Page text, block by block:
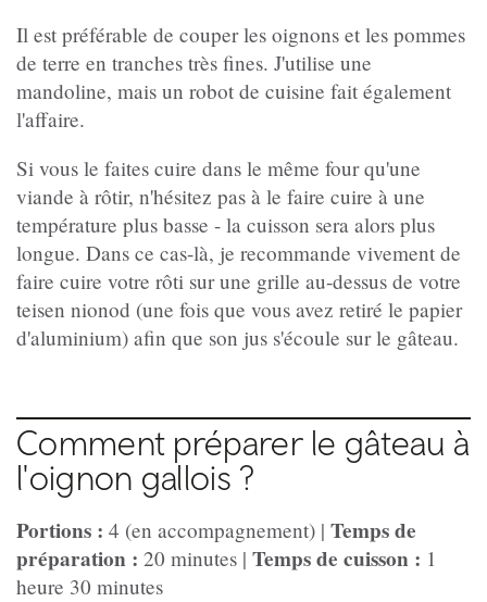
Il est préférable de couper les oignons et les pommes
de terre en tranches très fines. J'utilise une
mandoline, mais un robot de cuisine fait également
l'affaire.
Si vous le faites cuire dans le même four qu'une
viande à rôtir, n'hésitez pas à le faire cuire à une
température plus basse - la cuisson sera alors plus
longue. Dans ce cas-là, je recommande vivement de
faire cuire votre rôti sur une grille au-dessus de votre
teisen nionod (une fois que vous avez retiré le papier
d'aluminium) afin que son jus s'écoule sur le gâteau.
Comment préparer le gâteau à
l'oignon gallois ?
Portions : 4 (en accompagnement) | Temps de
préparation : 20 minutes | Temps de cuisson : 1
heure 30 minutes